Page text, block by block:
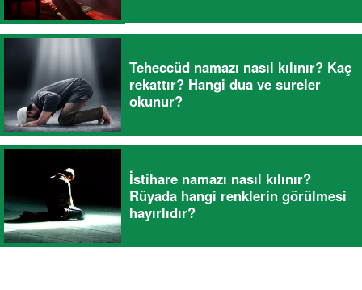
Teheccüd namazı nasıl kılınır? Kaç
rekattır? Hangi dua ve sureler
okunur?
İstihare namazı nasıl kılınır?
Rüyada hangi renklerin görülmesi
hayırlıdır?